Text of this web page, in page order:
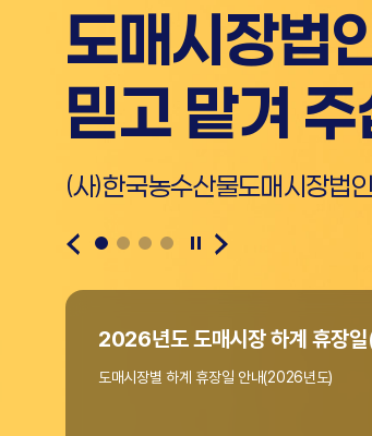
도매시장법
믿고 맡겨
(사)한국농수산물도매시장법인
"공개·경쟁"
거래체제 실
(사)한국농수산물도매시장법
2026년도 도매시장 하계 휴장
도매시장별 하계 휴장일 안내(2026년도)